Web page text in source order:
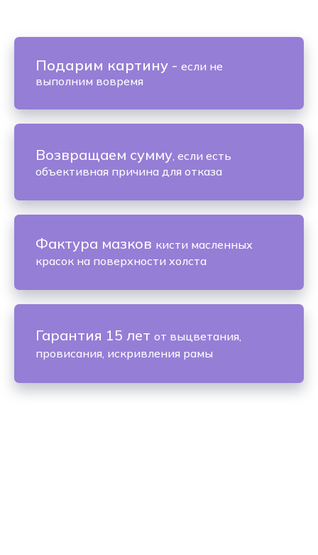
Подарим картину - если не
выполним вовремя
Возвращаем сумму, если есть
объективная причина для отказа
Фактура мазков кисти масленных
красок на поверхности холста
Гарантия 15 лет от выцветания,
провисания, искривления рамы